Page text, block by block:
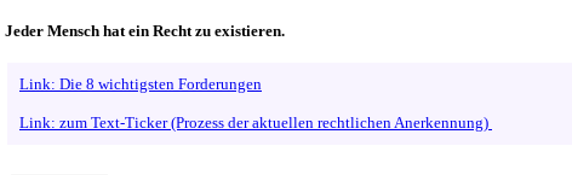
Jeder Mensch hat ein Recht zu existieren.
Link: Die 8 wichtigsten Forderungen
Link: zum Text-Ticker (Prozess der aktuellen rechtlichen Anerkennung)